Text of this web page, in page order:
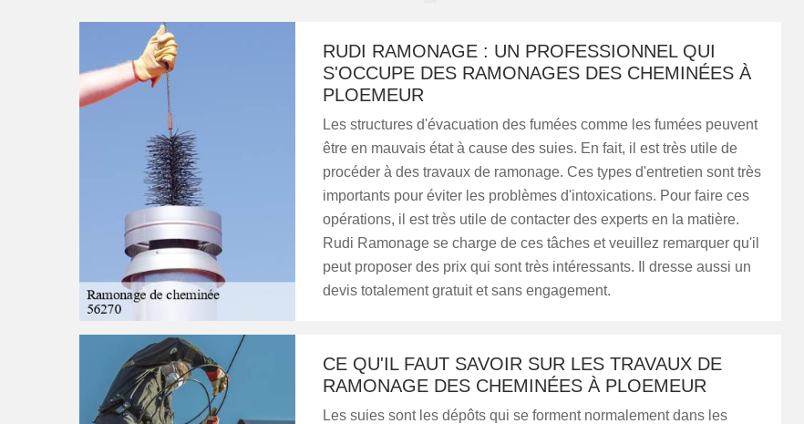
RUDI RAMONAGE : UN PROFESSIONNEL QUI
S'OCCUPE DES RAMONAGES DES CHEMINÉES À
PLOEMEUR
Les structures d'évacuation des fumées comme les fumées peuvent
être en mauvais état à cause des suies. En fait, il est très utile de
procéder à des travaux de ramonage. Ces types d'entretien sont très
importants pour éviter les problèmes d'intoxications. Pour faire ces
opérations, il est très utile de contacter des experts en la matière.
Rudi Ramonage se charge de ces tâches et veuillez remarquer qu'il
peut proposer des prix qui sont très intéressants. Il dresse aussi un
devis totalement gratuit et sans engagement.
CE QU'IL FAUT SAVOIR SUR LES TRAVAUX DE
RAMONAGE DES CHEMINÉES À PLOEMEUR
Les suies sont les dépôts qui se forment normalement dans les